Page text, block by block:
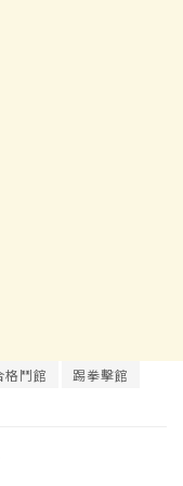
格鬥館 踢拳擊館